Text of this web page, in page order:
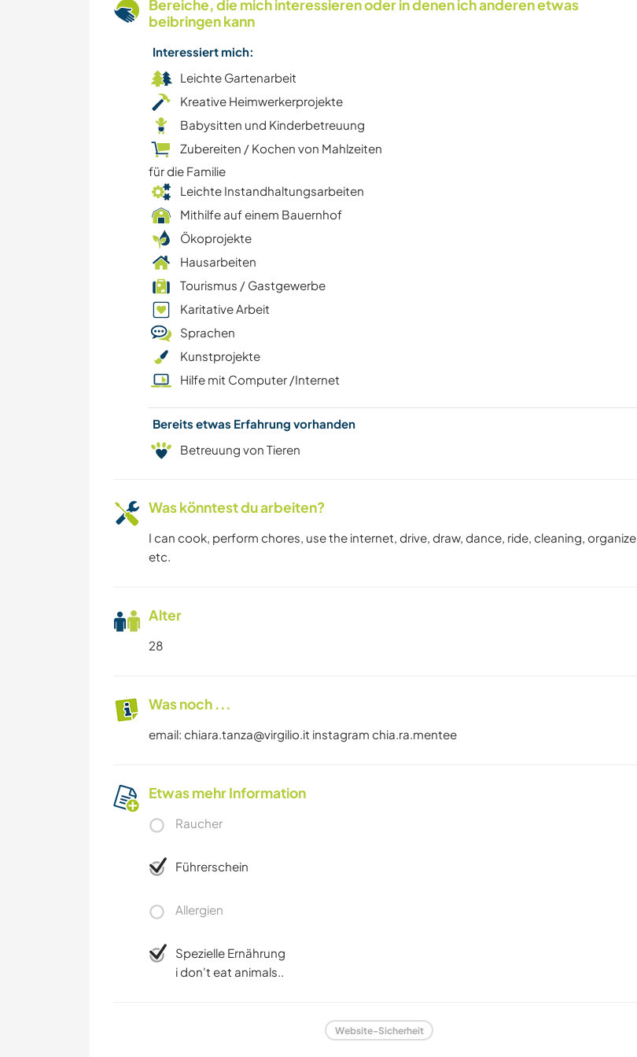
Bereiche, die mich interessieren oder in denen ich anderen etwas
beibringen kann
Interessiert mich:
Leichte Gartenarbeit
Kreative Heimwerkerprojekte
Babysitten und Kinderbetreuung
Zubereiten / Kochen von Mahlzeiten
für die Familie
Leichte Instandhaltungsarbeiten
Mithilfe auf einem Bauernhof
Ökoprojekte
Hausarbeiten
Tourismus / Gastgewerbe
Karitative Arbeit
Sprachen
Kunstprojekte
Hilfe mit Computer /Internet
Bereits etwas Erfahrung vorhanden
Betreuung von Tieren
Was könntest du arbeiten?
I can cook, perform chores, use the internet, drive, draw, dance, ride, cleaning, organize
etc.
Alter
28
Was noch ...
email: chiara.tanza@virgilio.it instagram chia.ra.mentee
Etwas mehr Information
Raucher
Führerschein
Allergien
Spezielle Ernährung
i don't eat animals..
Website-Sicherheit